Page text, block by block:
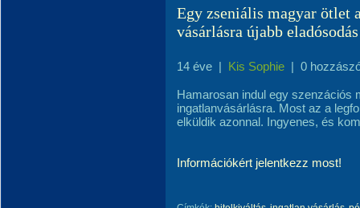
Egy zseniális magyar ötlet
vásárlásra újabb
14 éve | Kis Sophie | 0
Hamarosan indul egy szenzációs
ingatlanvásárlásra. Most az a
elküldik azonnal. Ingyenes, és
Információkért jelentkezz most!